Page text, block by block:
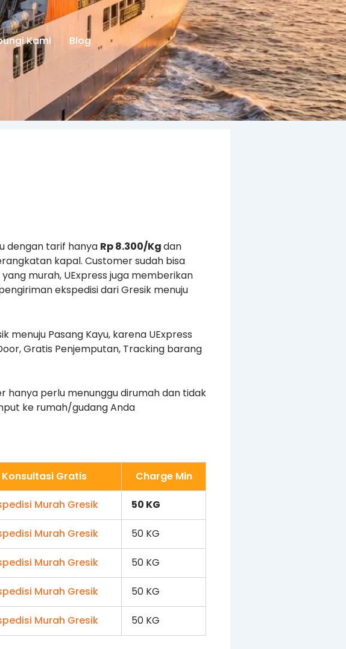
Kami Blog
dengan tarif hanya Rp 8.300/Kgdan
kapal. Customer sudah bisa
murah, UExpress juga memberikan
ekspedisi dari Gresik menuju
Pasang Kayu, karena UExpress
Gratis Penjemputan, Tracking barang
hanya perlu menunggu dirumah dan tidak
ke rumah/gudang Anda
Konsultasi Gratis Charge Min
50 KG
50 KG
50 KG
50 KG
50 KG